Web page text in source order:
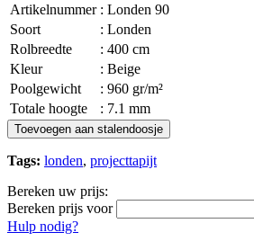
Artikelnummer : Londen 90
Soort
: Londen
Rolbreedte
: 400 cm
Kleur
: Beige
Poolgewicht
: 960 gr/m²
Totale hoogte
: 7.1 mm
Toevoegen aan stalendoosje
Tags: londen, projecttapijt
Bereken uw prijs:
Bereken prijs voor
Hulp nodig?